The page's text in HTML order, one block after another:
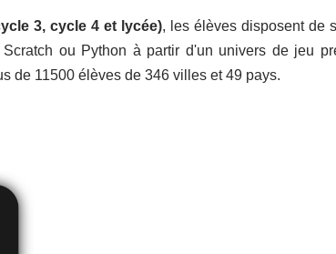
3, cycle 4 et lycée), les élèves disposent de
ou Python à partir d'un univers de jeu
de 11500 élèves de 346 villes et 49 pays.